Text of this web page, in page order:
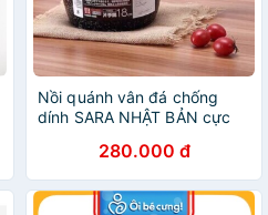
Nồi quánh vân đá chống
dính SARA NHẬT BẢN cực
280.000 đ